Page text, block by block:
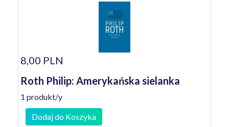
8,00 PLN
Roth Philip: Amerykańska sielanka
1 produkt/y
Dodaj do Koszyka